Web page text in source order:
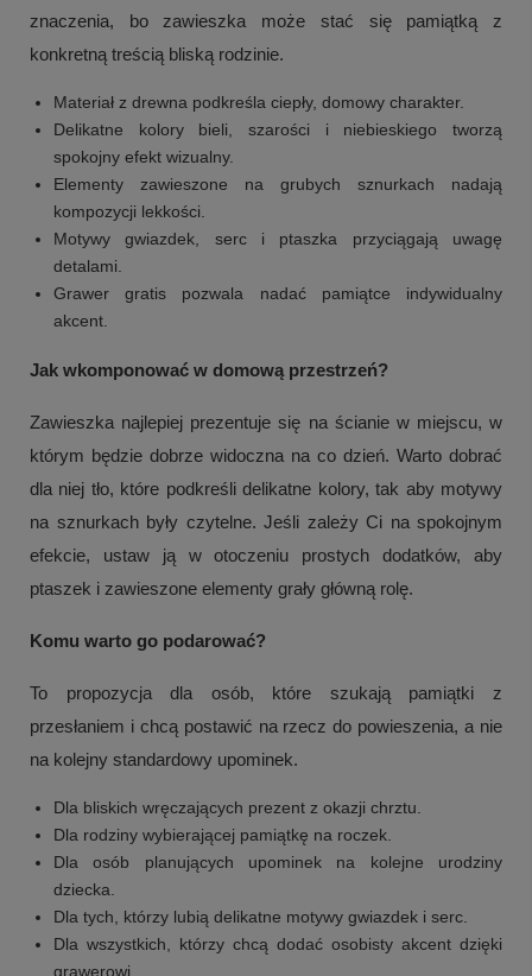
znaczenia, bo zawieszka może stać się pamiątką z
konkretną treścią bliską rodzinie.
Materiał z drewna podkreśla ciepły, domowy charakter.
Delikatne kolory bieli, szarości i niebieskiego tworzą
spokojny efekt wizualny.
Elementy zawieszone na grubych sznurkach nadają
kompozycji lekkości.
Motywy gwiazdek, serc i ptaszka przyciągają uwagę
detalami.
Grawer gratis pozwala nadać pamiątce indywidualny
akcent.
Jak wkomponować w domową przestrzeń?
Zawieszka najlepiej prezentuje się na ścianie w miejscu, w
którym będzie dobrze widoczna na co dzień. Warto dobrać
dla niej tło, które podkreśli delikatne kolory, tak aby motywy
na sznurkach były czytelne. Jeśli zależy Ci na spokojnym
efekcie, ustaw ją w otoczeniu prostych dodatków, aby
ptaszek i zawieszone elementy grały główną rolę.
Komu warto go podarować?
To propozycja dla osób, które szukają pamiątki z
przesłaniem i chcą postawić na rzecz do powieszenia, a nie
na kolejny standardowy upominek.
Dla bliskich wręczających prezent z okazji chrztu.
Dla rodziny wybierającej pamiątkę na roczek.
Dla osób planujących upominek na kolejne urodziny
dziecka.
Dla tych, którzy lubią delikatne motywy gwiazdek i serc.
Dla wszystkich, którzy chcą dodać osobisty akcent dzięki
grawerowi.